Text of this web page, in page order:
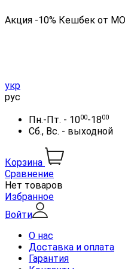
Акция -10% Кешбек от
укр
рус
Пн.-Пт. - 1000-1800
Сб., Вс. - выходной
Корзина
Сравнение
Нет товаров
Избранное
Войти
О нас
Доставка и оплата
Гарантия